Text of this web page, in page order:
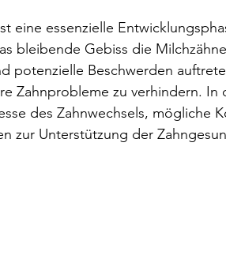
eine essenzielle
bleibende Gebiss die
potenzielle Beschwerden
Zahnprobleme zu verhindern.
des Zahnwechsels, mögliche
zur Unterstützung der